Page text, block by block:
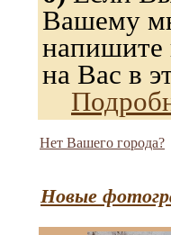
Вашему
напишите
на Вас в
Нет Вашего города?
Новые